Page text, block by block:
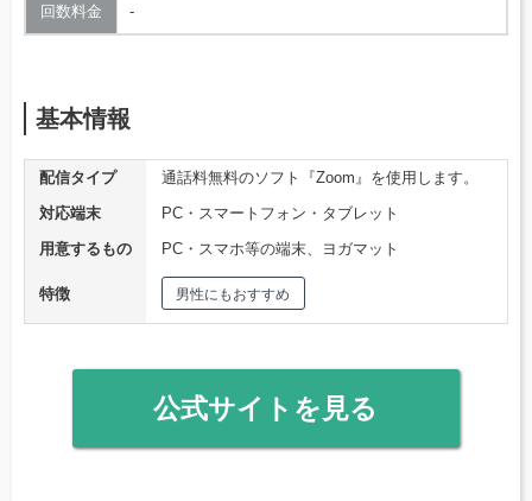
回数料金 ‐
基本情報
配信タイプ
通話料無料のソフト『Zoom』を使用します。
対応端末
PC・スマートフォン・タブレット
用意するもの
PC・スマホ等の端末、ヨガマット
特徴 男性にもおすすめ
公式サイトを見る